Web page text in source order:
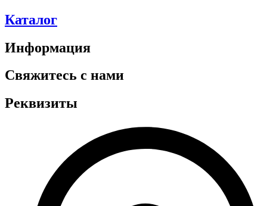
Каталог
Информация
Свяжитесь с нами
Реквизиты